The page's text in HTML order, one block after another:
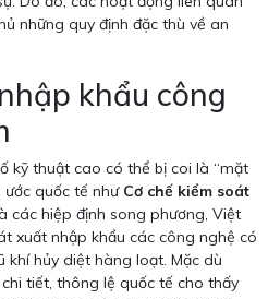
những quy định đặc thù về an
khẩu công
kỹ thuật cao có thể bị coi là “mặt
ước quốc tế như Cơ chế kiểm soát
các hiệp định song phương, Việt
xuất nhập khẩu các công nghệ có
hủy diệt hàng loạt. Mặc dù
tiết, thông lệ quốc tế cho thấy